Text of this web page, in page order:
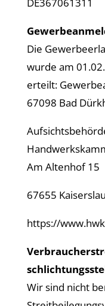
Die
wurde am
erteilt:
67098 Bad
Am Altenhof 15
67655
https://
Wir sind nicht